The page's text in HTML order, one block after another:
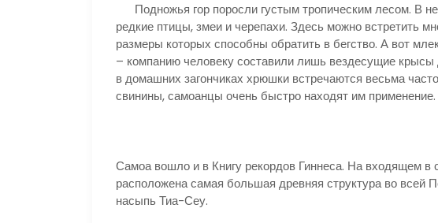
Подножья гор поросли густым тропическим лесом. В
редкие птицы, змеи и черепахи. Здесь можно встретить
размеры которых способны обратить в бегство. А вот
– компанию человеку составили лишь вездесущие
в домашних загончиках хрюшки встречаются весьма
свинины, самоанцы очень быстро находят им применение.
Самоа вошло и в Книгу рекордов Гиннеса. На входящем в
расположена самая большая древняя структура во всей
насыпь Тиа-Сеу.